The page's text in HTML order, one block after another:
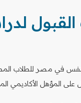
في مصر للطلاب
المؤهل الأكاديمي